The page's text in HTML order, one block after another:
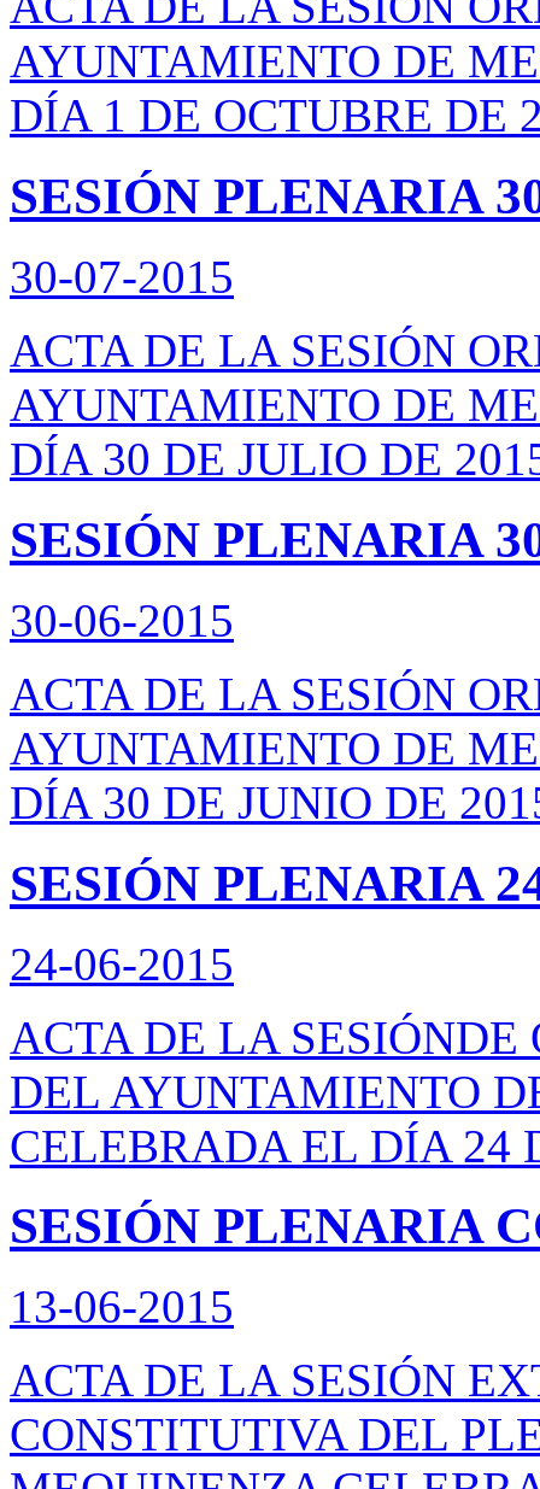
AYUNTAMIENTO DE
DÍA 1 DE OCTUBRE DE
SESIÓN PLENARIA
30-07-2015
ACTA DE LA SESIÓN
AYUNTAMIENTO DE
DÍA 30 DE JULIO DE
SESIÓN PLENARIA
30-06-2015
ACTA DE LA SESIÓN
AYUNTAMIENTO DE
DÍA 30 DE JUNIO DE
SESIÓN PLENARIA
24-06-2015
ACTA DE LA
DEL AYUNTAMIENTO
CELEBRADA EL DÍA 24
SESIÓN PLENARIA
13-06-2015
ACTA DE LA SESIÓN
CONSTITUTIVA DEL